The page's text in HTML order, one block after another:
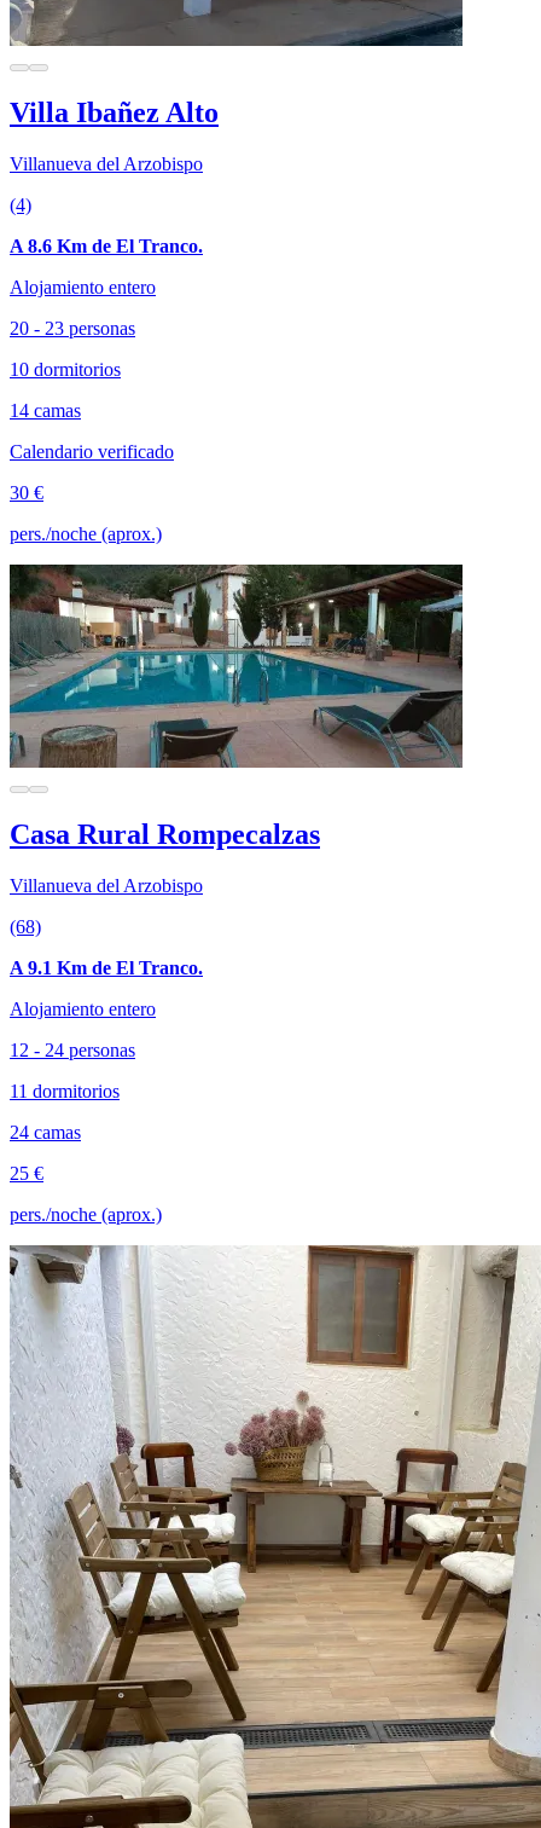
Villa Ibañez Alto
Villanueva del Arzobispo
(4)
A 8.6 Km de El Tranco.
Alojamiento entero
20 - 23 personas
10 dormitorios
14 camas
Calendario verificado
30 €
pers./noche (aprox.)
Casa Rural Rompecalzas
Villanueva del Arzobispo
(68)
A 9.1 Km de El Tranco.
Alojamiento entero
12 - 24 personas
11 dormitorios
24 camas
25 €
pers./noche (aprox.)